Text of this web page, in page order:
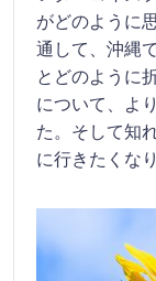
がどのように
通して、沖縄
とどのように
について、よ
た。そして知
に行きたくな